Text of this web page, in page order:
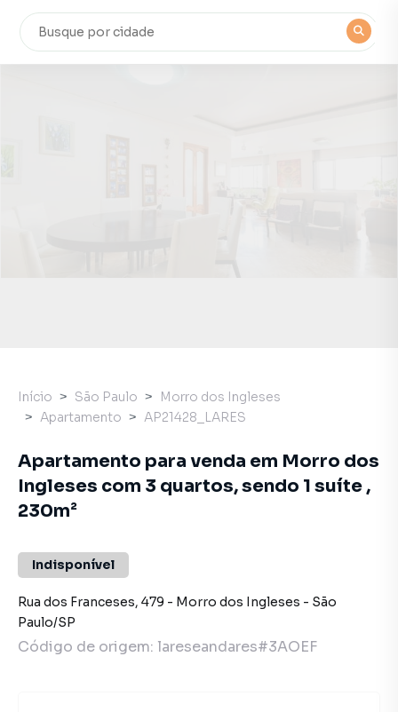
Início São Paulo
Morro dos Ingleses
Apartamento
AP21428_LARES
Apartamento para venda em Morro dos
Ingleses com 3 quartos, sendo 1 suíte ,
230m²
Indisponível
Rua dos Franceses, 479 - Morro dos Ingleses - São
Paulo/SP
Código de origem: lareseandares#3AOEF